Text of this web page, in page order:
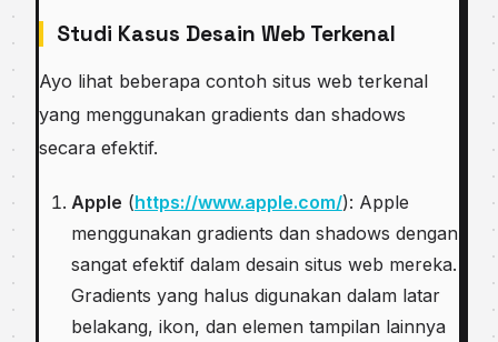
Studi Kasus Desain Web Terkenal
Ayo lihat beberapa contoh situs web terkenal
yang menggunakan gradients dan shadows
secara efektif.
Apple (https://www.apple.com/): Apple
menggunakan gradients dan shadows dengan
sangat efektif dalam desain situs web mereka.
Gradients yang halus digunakan dalam latar
belakang, ikon, dan elemen tampilan lainnya